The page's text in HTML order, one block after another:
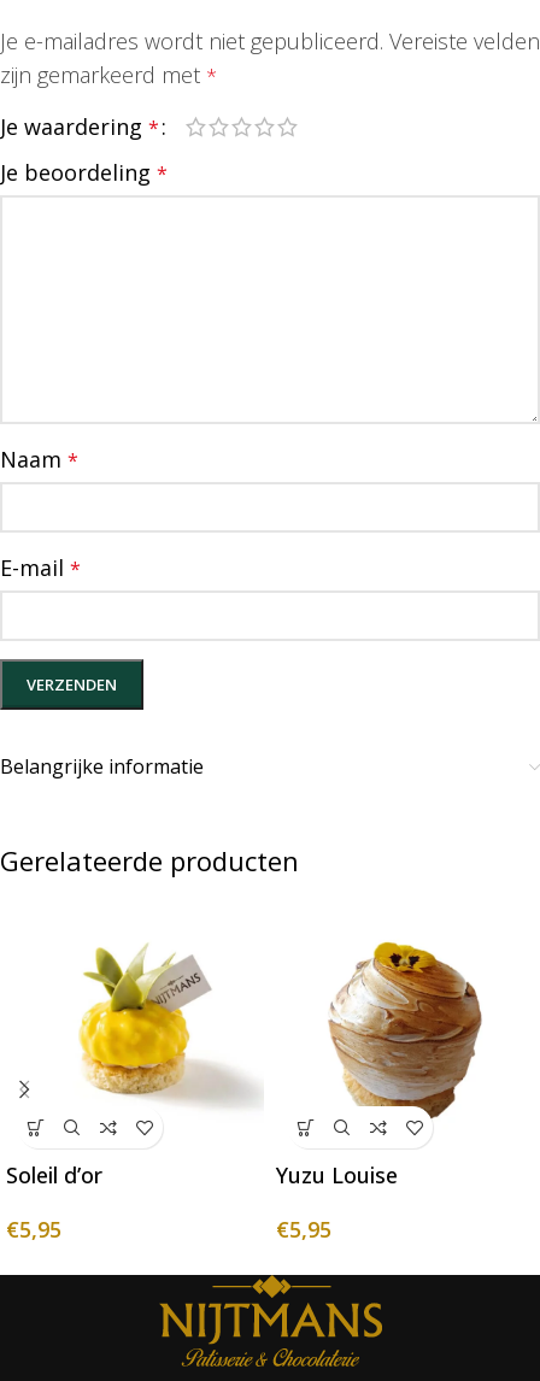
Je e-mailadres wordt niet gepubliceerd. Vereiste velden
zijn gemarkeerd met *
Je waardering *
Je beoordeling *
Naam *
E-mail *
Belangrijke informatie
Gerelateerde producten
Soleil d’or
€5,95
Yuzu Louise
€5,95